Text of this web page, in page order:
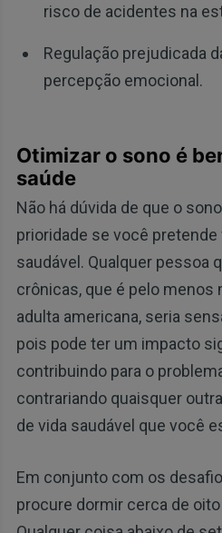
risco de acidentes na
Regulação prejudicada
percepção emocional.
Otimizar o sono é
saúde
Não há dúvida de que o
prioridade se você pretende
saudável. Qualquer pessoa
crônicas, que é pelo menos
adulta americana, seria
pois pode ter um impacto
contribuindo para o
contrariando quaisquer
de vida saudável que você
Em conjunto com os
procure dormir cerca de